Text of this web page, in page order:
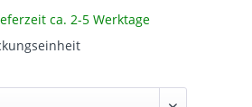
ca. 2-5 Werktage